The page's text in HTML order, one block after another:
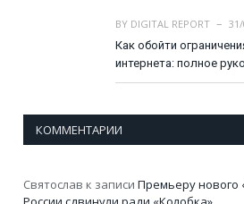
BY DIGITAL REPORT
Как обойти
интернета: полное
КОММЕНТАРИИ
Святослав к записи Премьеру нового